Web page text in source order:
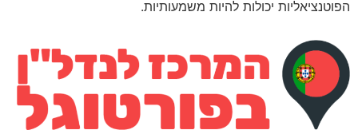
הפוטנציאליות יכולות להיות משמעותיות.